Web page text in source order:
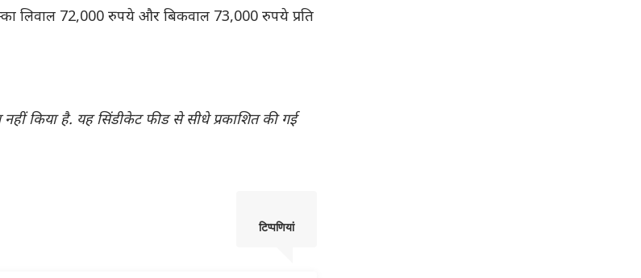
लिवाल 72,000 रुपये और बिकवाल 73,000 रुपये प्रति
किया है. यह सिंडीकेट फीड से सीधे प्रकाशित की गई
टिप्पणियां